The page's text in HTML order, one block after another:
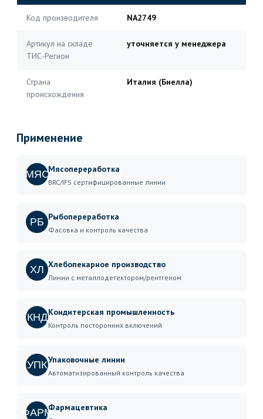
Код производителя NA2749
Артикул на складе
ТИС-Регион
уточняется у менеджера
Страна
происхождения
Италия (Биелла)
Применение
МЯСМясопереработка
BRC/IFS сертифицированные линии
РБ Рыбопереработка
Фасовка и контроль качества
ХЛ Хлебопекарное производство
Линии с металлодетектором/рентгеном
КНДКондитерская промышленность
Контроль посторонних включений
УПКУпаковочные линии
Автоматизированный контроль качества
ФАРМФармацевтика